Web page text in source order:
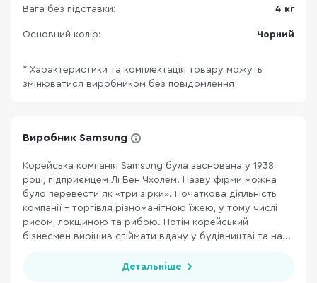
Вага без підставки: 4 кг
Основний колір: Чорний
* Характеристики та комплектація товару можуть
змінюватися виробником без повідомлення
Виробник Samsung
Корейська компанія Samsung була заснована у 1938
році, підприємцем Лі Бен Чхолем. Назву фірми можна
було перевести як «три зірки». Початкова діяльність
компанії – торгівля різноманітною їжею, у тому числі
рисом, локшиною та рибою. Потім корейський
бізнесмен вирішив спіймати вдачу у будівництві та на...
Детальніше